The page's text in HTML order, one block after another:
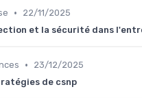
•
22/11/2025
et la sécurité dans
•
23/12/2025
de csnp